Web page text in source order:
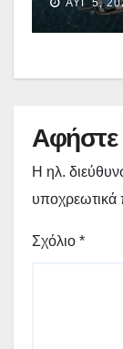
η ΑΥΓ 5,
Αφήστε
Η ηλ.
υποχρεωτικά
Σχόλιο *